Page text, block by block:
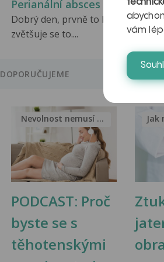
Perianální absces
Dobrý den, prvně to byla malá
zvětšuje se to....
DOPORUČUJEME
PODCAST: Proč
byste se s
těhotenskými
Nevolnost nemusí být nutnou... Jak
vám